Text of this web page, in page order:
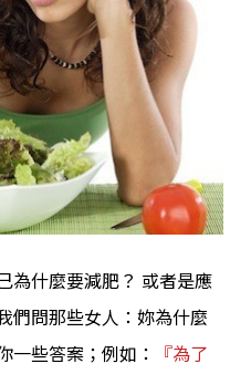
為什麼要減肥？ 或者是應
們問那些女人：妳為什麼
一些答案；例如：
『為了